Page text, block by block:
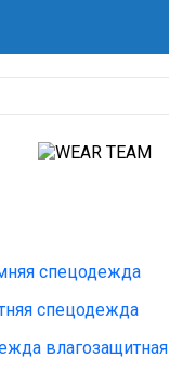
спецодежда
спецодежда
влагозащитная